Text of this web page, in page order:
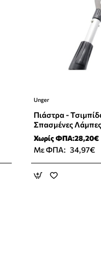
Unger
Πιάστρα -
Σπασμένες Λάμπες
Χωρίς ΦΠΑ:28,20€
Με ΦΠΑ: 34,97€